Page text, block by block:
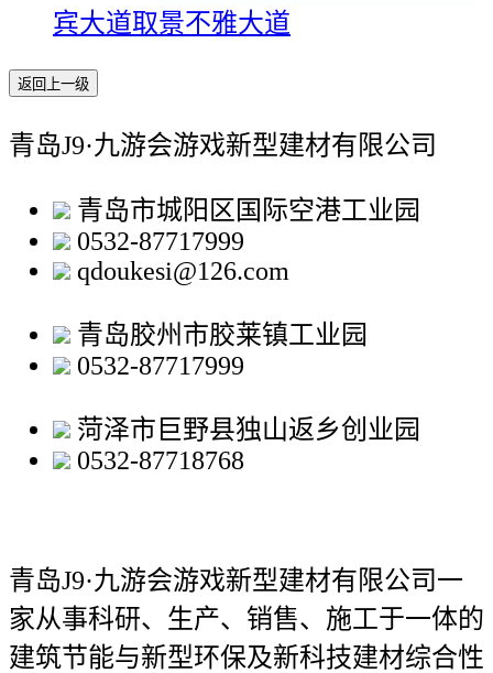
宾大道取景不雅大道
返回上一级
青岛J9·九游会游戏新型建材有限公司
青岛市城阳区国际空港工业园
0532-87717999
qdoukesi@126.com
青岛胶州市胶莱镇工业园
0532-87717999
菏泽市巨野县独山返乡创业园
0532-87718768
青岛J9·九游会游戏新型建材有限公司一
家从事科研、生产、销售、施工于一体的
建筑节能与新型环保及新科技建材综合性